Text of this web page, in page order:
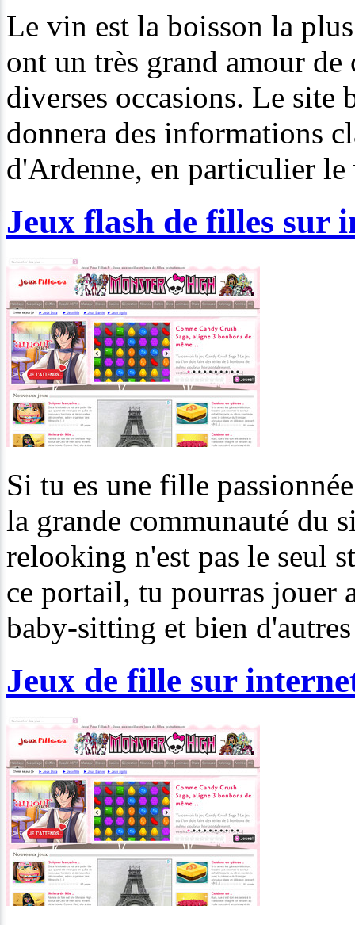
Le vin est la boisson la
ont un très grand amour
diverses occasions. Le site
donnera des informations
d'Ardenne, en particulier
Jeux flash de filles sur
Si tu es une fille
la grande communauté du
relooking n'est pas le seul
ce portail, tu pourras jouer
baby-sitting et bien
Jeux de fille sur